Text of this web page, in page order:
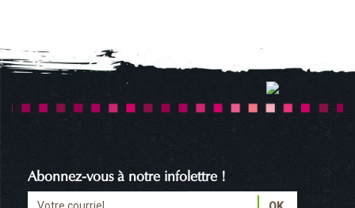
Abonnez-vous à notre infolettre !